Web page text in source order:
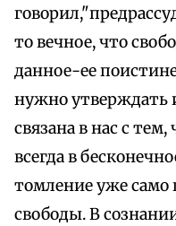
то вечное, что
данное-ее
нужно утверждать
связана в нас с
всегда в
томление уже само
свободы. В